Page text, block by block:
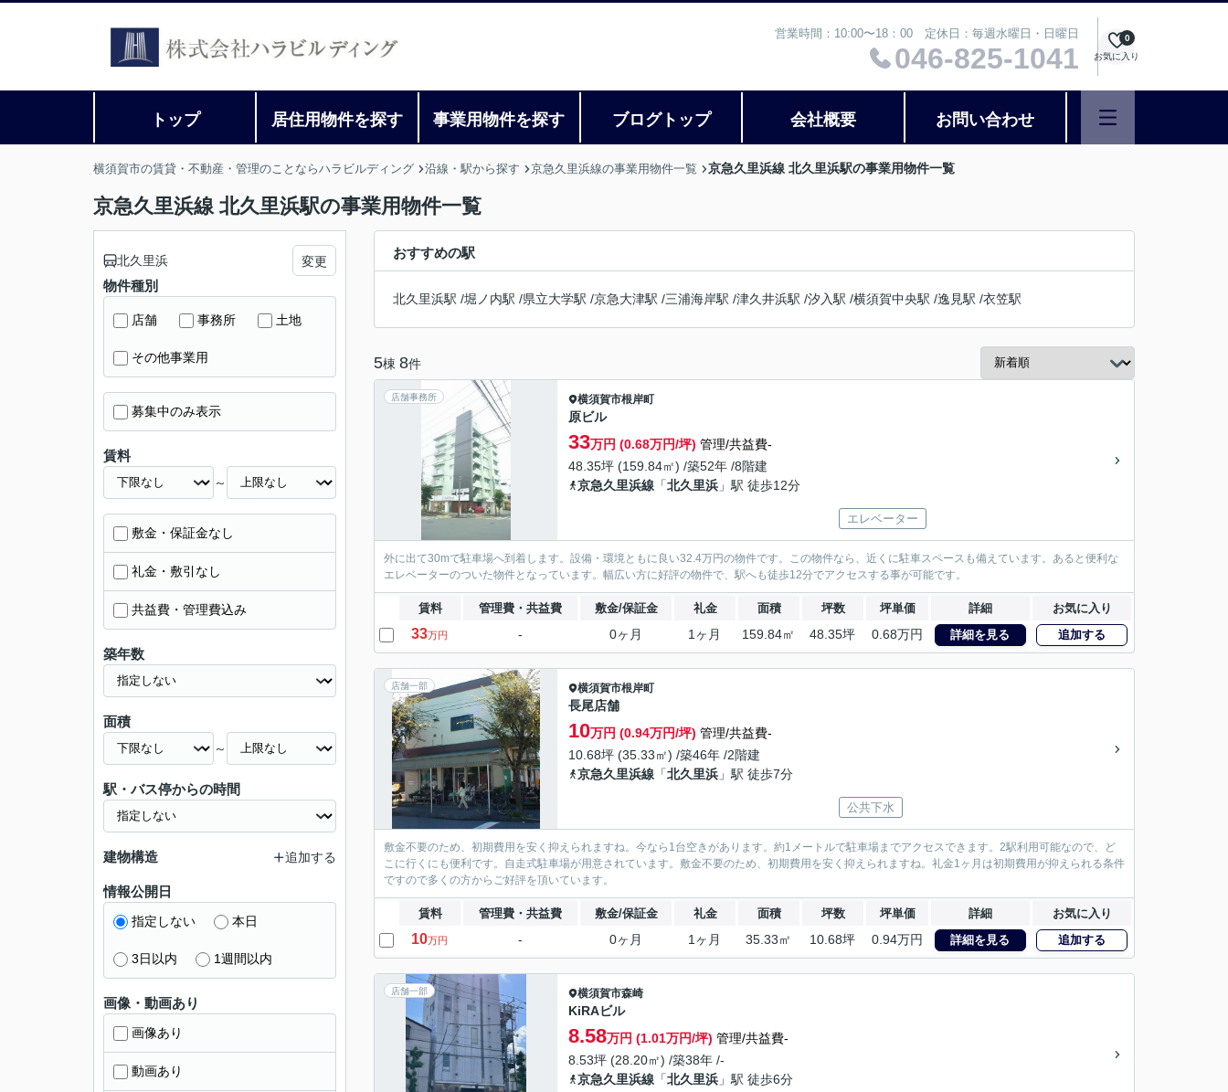
営業時間：10:00〜18：00 定休日：毎週水曜日・日曜日
046-825-1041 お気に入り
0
トップ 居住用物件を探す 事業用物件を探す ブログトップ 会社概要 お問い合わせ
横須賀市の賃貸・不動産・管理のことならハラビルディング 沿線・駅から探す 京急久里浜線の事業用物件一覧 京急久里浜線 北久里浜駅の事業用物件一覧
京急久里浜線 北久里浜駅の事業用物件一覧
おすすめの駅
北久里浜駅 /堀ノ内駅 /県立大学駅 /京急大津駅 /三浦海岸駅 /津久井浜駅 /汐入駅 /横須賀中央駅 /逸見駅 /衣笠駅
5棟 8件
店舗事務所 横須賀市根岸町
原ビル
33万円 (0.68万円/坪) 管理/共益費-
48.35坪 (159.84㎡) /築52年 /8階建
京急久里浜線 「北久里浜 」駅 徒歩12分
エレベーター
外に出て30mで駐車場へ到着します。設備・環境ともに良い32.4万円の物件です。この物件なら、近くに駐車スペースも備えています。あると便利な
エレベーターのついた物件となっています。幅広い方に好評の物件で、駅へも徒歩12分でアクセスする事が可能です。
賃料 管理費・共益費 敷金/保証金 礼金 面積 坪数 坪単価 詳細 お気に入り
33万円 - 0ヶ月 1ヶ月 159.84㎡ 48.35坪 0.68万円 詳細を見る 追加する
店舗一部 横須賀市根岸町
長尾店舗
10万円 (0.94万円/坪) 管理/共益費-
10.68坪 (35.33㎡) /築46年 /2階建
京急久里浜線 「北久里浜 」駅 徒歩7分
公共下水
敷金不要のため、初期費用を安く抑えられますね。今なら1台空きがあります。約1メートルで駐車場までアクセスできます。2駅利用可能なので、ど
こに行くにも便利です。自走式駐車場が用意されています。敷金不要のため、初期費用を安く抑えられますね。礼金1ヶ月は初期費用が抑えられる条件
ですので多くの方からご好評を頂いています。
賃料 管理費・共益費 敷金/保証金 礼金 面積 坪数 坪単価 詳細 お気に入り
10万円 - 0ヶ月 1ヶ月 35.33㎡ 10.68坪 0.94万円 詳細を見る 追加する
店舗一部 横須賀市森崎
KiRAビル
8.58万円 (1.01万円/坪) 管理/共益費-
8.53坪 (28.20㎡) /築38年 /-
京急久里浜線 「北久里浜 」駅 徒歩6分
北久里浜 変更
物件種別
店舗 事務所 土地
その他事業用
募集中のみ表示
賃料
～
敷金・保証金なし
礼金・敷引なし
共益費・管理費込み
築年数
面積
～
駅・バス停からの時間
建物構造 追加する
情報公開日
指定しない 本日
3日以内 1週間以内
画像・動画あり
画像あり
動画あり